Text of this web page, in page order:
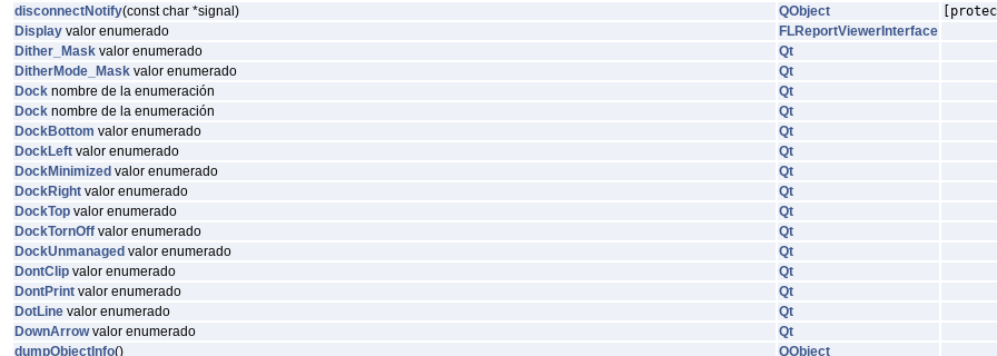
disconnectNotify(const char *signal) QObject
Display valor enumerado
FLReportViewerInterface
Dither_Mask valor enumerado
Qt
DitherMode_Mask valor enumerado
Qt
Dock nombre de la enumeración
Qt
Dock nombre de la enumeración
Qt
DockBottom valor enumerado
Qt
DockLeft valor enumerado
Qt
DockMinimized valor enumerado
Qt
DockRight valor enumerado
Qt
DockTop valor enumerado
Qt
DockTornOff valor enumerado
Qt
DockUnmanaged valor enumerado
Qt
DontClip valor enumerado
Qt
DontPrint valor enumerado
Qt
DotLine valor enumerado
Qt
DownArrowvalor enumerado
Qt
dumpObjectInfo()
QObject